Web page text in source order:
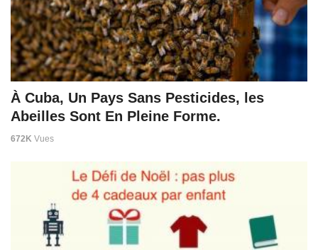
À Cuba, Un Pays Sans Pesticides, les
Abeilles Sont En Pleine Forme.
672K Vues